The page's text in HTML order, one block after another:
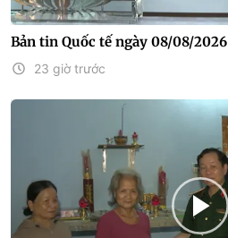
Bản tin Quốc tế ngày 08/08/2026
23 giờ trước